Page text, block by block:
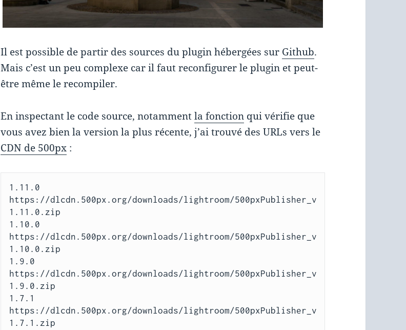
Il est possible de partir des sources du plugin hébergées sur Github.
Mais c’est un peu complexe car il faut reconfigurer le plugin et peut-
être même le recompiler.
En inspectant le code source, notammentla fonction qui vérifie que
vous avez bien la version la plus récente, j’ai trouvé des URLs vers le
CDN de 500px :
1.11.0
https://dlcdn.500px.org/downloads/lightroom/500pxPublisher_v
1.11.0.zip
1.10.0
https://dlcdn.500px.org/downloads/lightroom/500pxPublisher_v
1.10.0.zip
1.9.0
https://dlcdn.500px.org/downloads/lightroom/500pxPublisher_v
1.9.0.zip
1.7.1
https://dlcdn.500px.org/downloads/lightroom/500pxPublisher_v
1.7.1.zip